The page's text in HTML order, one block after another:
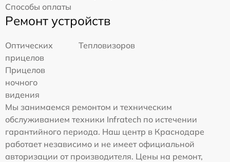
Способы оплаты
Ремонт устройств
Оптических
прицелов
Тепловизоров
Прицелов
ночного
видения
Мы занимаемся ремонтом и техническим
обслуживанием техники Infratech по истечении
гарантийного периода. Наш центр в Краснодаре
работает независимо и не имеет официальной
авторизации от производителя. Цены на ремонт,